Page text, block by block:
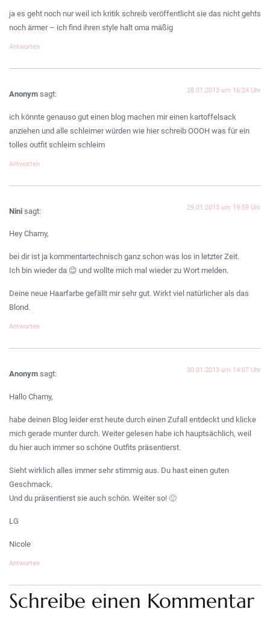
ja es geht noch nur weil ich kritik schreib veröffentlicht sie das nicht gehts
noch ärmer – ich find ihren style halt oma mäßig
Antworten
Anonym sagt: 28.01.2013 um 16:24 Uhr
ich könnte genauso gut einen blog machen mir einen kartoffelsack
anziehen und alle schleimer würden wie hier schreib OOOH was für ein
tolles outfit schleim schleim
Antworten
Nini sagt: 29.01.2013 um 19:59 Uhr
Hey Chamy,
bei dir ist ja kommentartechnisch ganz schon was los in letzter Zeit.
Ich bin wieder da 😉 und wollte mich mal wieder zu Wort melden.
Deine neue Haarfarbe gefällt mir sehr gut. Wirkt viel natürlicher als das
Blond.
Antworten
Anonym sagt: 30.01.2013 um 14:07 Uhr
Hallo Chamy,
habe deinen Blog leider erst heute durch einen Zufall entdeckt und klicke
mich gerade munter durch. Weiter gelesen habe ich hauptsächlich, weil
du hier auch immer so schöne Outfits präsentierst.
Sieht wirklich alles immer sehr stimmig aus. Du hast einen guten
Geschmack.
Und du präsentierst sie auch schön. Weiter so! 🙂
LG
Nicole
Antworten
Schreibe einen Kommentar